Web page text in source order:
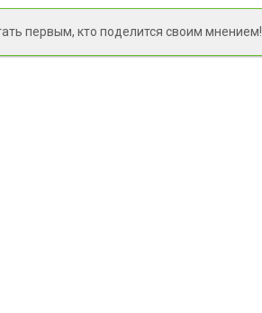
первым, кто поделится своим мнением!